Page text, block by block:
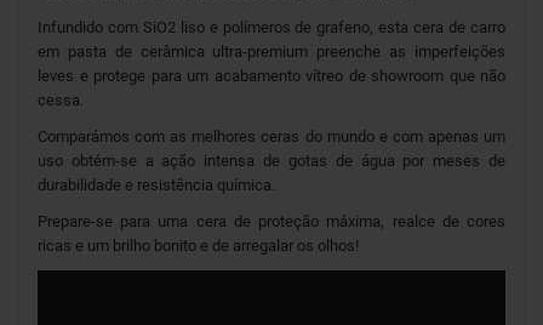
Infundido com SiO2 liso e polímeros de grafeno, esta cera de carro
em pasta de cerâmica ultra-premium preenche as imperfeições
leves e protege para um acabamento vítreo de showroom que não
cessa.
Comparámos com as melhores ceras do mundo e com apenas um
uso obtém-se a ação intensa de gotas de água por meses de
durabilidade e resistência química.
Prepare-se para uma cera de proteção máxima, realce de cores
ricas e um brilho bonito e de arregalar os olhos!